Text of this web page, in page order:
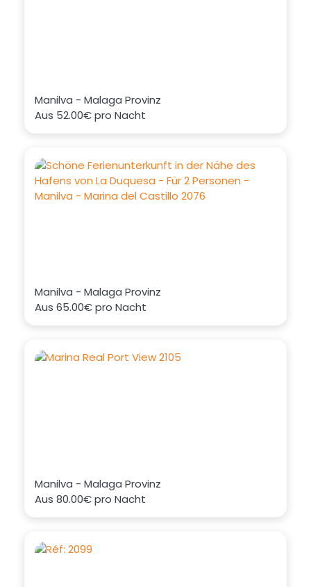
Manilva - Malaga Provinz
Aus 52.00€pro Nacht
Manilva - Malaga Provinz
Aus 65.00€pro Nacht
Manilva - Malaga Provinz
Aus 80.00€pro Nacht